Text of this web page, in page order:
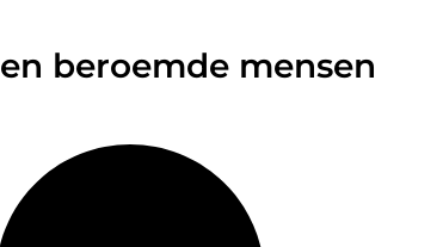
en beroemde mensen